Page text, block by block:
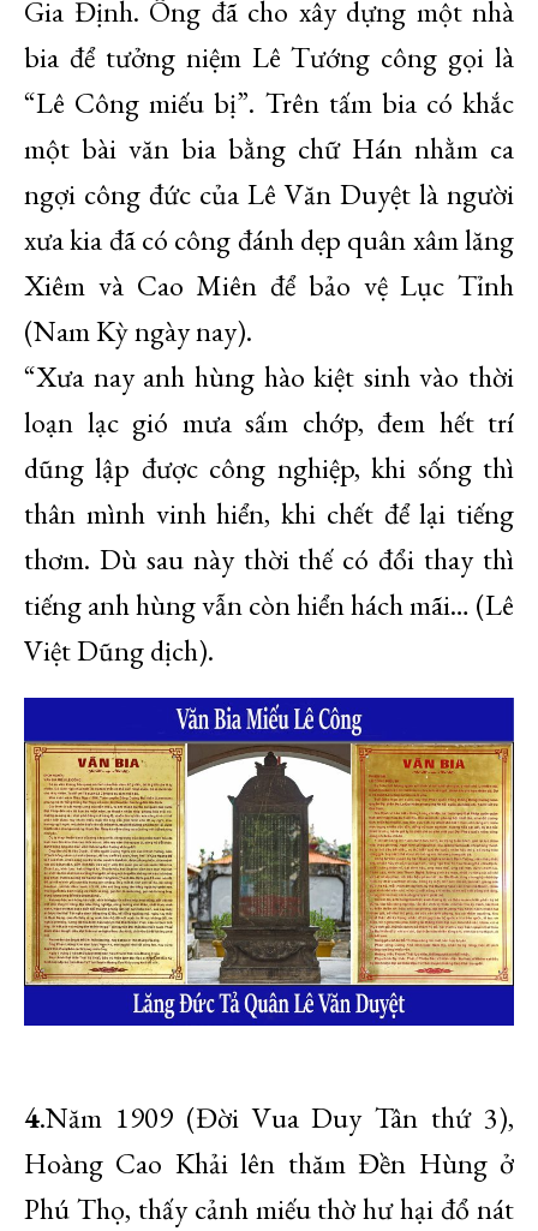
Gia Định. Ông đã cho xây dựng một nhà
bia để tưởng niệm Lê Tướng công gọi là
“Lê Công miếu bị”. Trên tấm bia có khắc
một bài văn bia bằng chữ Hán nhằm ca
ngợi công đức của Lê Văn Duyệt là người
xưa kia đã có công đánh dẹp quân xâm lăng
Xiêm và Cao Miên để bảo vệ Lục Tỉnh
(Nam Kỳ ngày nay).
“Xưa nay anh hùng hào kiệt sinh vào thời
loạn lạc gió mưa sấm chớp, đem hết trí
dũng lập được công nghiệp, khi sống thì
thân mình vinh hiển, khi chết để lại tiếng
thơm. Dù sau này thời thế có đổi thay thì
tiếng anh hùng vẫn còn hiển hách mãi… (Lê
Việt Dũng dịch).
4.Năm 1909 (Đời Vua Duy Tân thứ 3),
Hoàng Cao Khải lên thăm Đền Hùng ở
Phú Thọ, thấy cảnh miếu thờ hư hại đổ nát